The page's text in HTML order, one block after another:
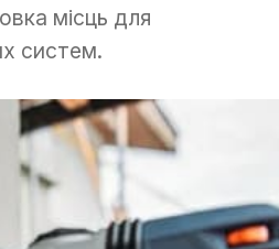
місць для
систем.